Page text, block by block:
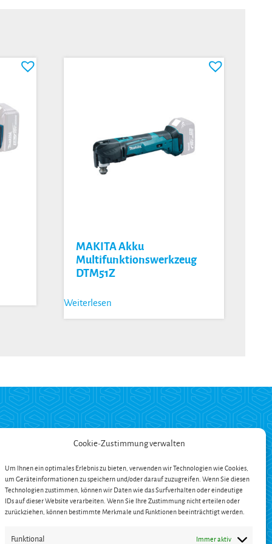
Cookie-Zustimmung verwalten
Um Ihnen ein optimales Erlebnis zu bieten, verwenden wir Technologien wie Cookies,
um Geräteinformationen zu speichern und/oder darauf zuzugreifen. Wenn Sie diesen
Technologien zustimmen, können wir Daten wie das Surfverhalten oder eindeutige
IDs auf dieser Website verarbeiten. Wenn Sie Ihre Zustimmung nicht erteilen oder
zurückziehen, können bestimmte Merkmale und Funktionen beeinträchtigt werden.
Funktional Immer aktiv
MAKITA Akku
Multifunktionswerkzeug
DTM51Z
Weiterlesen
ZAHLUNG